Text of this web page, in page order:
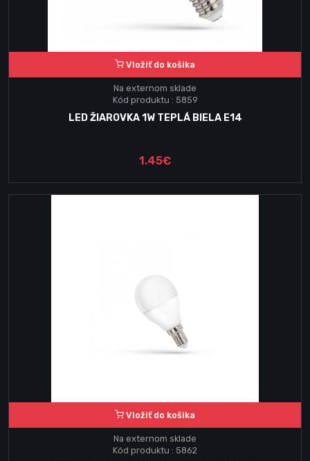
Vložiť do košika
Na externom sklade
Kód produktu : 5859
LED ŽIAROVKA 1W TEPLÁ BIELA E14
1.45€
Vložiť do košika
Na externom sklade
Kód produktu : 5862